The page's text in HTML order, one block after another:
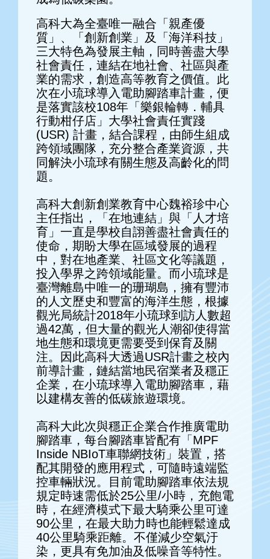
高科大為全臺唯一融合「親產優
質」、「創新創業」及「海洋科技」
三大特色為發展主軸，同時善盡大學
社會責任，連結在地社會、社區與產
業的需求，創造高等教育之價值。此
次在小琉球導入電助腳踏車計畫，便
是落實該校108年「樂銀輪轉．輔具
行動柑仔店」大學社會責任實踐
(USR) 計畫，結合課程，由師生組成
跨領域團隊，充分整合產業資源，共
同解決小琉球有關生態及高齡化的問
題。
高科大創新創業教育中心魏裕珍中心
主任指出，「在地連結」與「人才培
育」一直是學校自詡善盡社會責任的
使命，期盼大學在區域發展的過程
中，對在地產業、社區文化等議題，
投入學界之跨領域能量。而小琉球是
臺灣離島中唯一的珊瑚島，擁有豐沛
的人文歷史和豐富的海洋生態，根據
觀光局統計2018年小琉球到訪人數超
過42萬，但大量的觀光人潮卻使得當
地生態和環境更需要受到保育及關
注。因此高科大透過USR計畫之校內
前導計畫，鏈結當地民宿業者及穩正
企業，在小琉球導入電助腳踏車，藉
以建構友善的低碳旅遊環境。
高科大此次與穩正企業合作推廣電助
腳踏車，每台腳踏車皆配有「MPF
Inside NBIoT車聯網技術」裝置，搭
配其開發的應用程式，可隨時遠端監
控車輛狀況。目前電助腳踏車依法規
規定時速需低於25公里/小時，充飽電
時，在經濟模式下最大騎乘公里可達
90公里，在最大助力時也能輕鬆達成
40公里騎乘距離。不僅減少空氣汙
染，更具有免加油及低噪音等特性。